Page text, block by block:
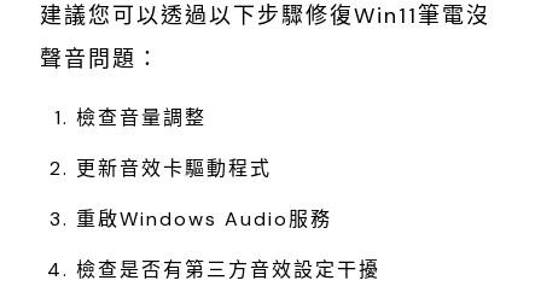
建議您可以透過以下步驟修復Win11筆電沒
聲音問題：
檢查音量調整
更新音效卡驅動程式
重啟Windows Audio服務
檢查是否有第三方音效設定干擾